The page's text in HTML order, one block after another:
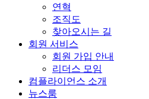
연혁
조직도
찾아오시는 길
회원 서비스
회원 가입 안내
리더스 모임
컴플라이언스 소개
뉴스룸